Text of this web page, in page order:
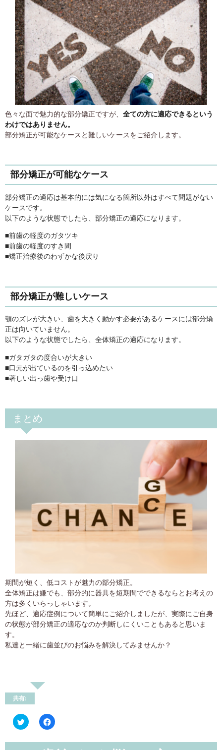
色々な面で魅力的な部分矯正ですが、 全ての方に適応できるという
わけではありません。
部分矯正が可能なケースと難しいケースをご紹介します。
部分矯正が可能なケース
部分矯正の適応は基本的には気になる箇所以外はすべて問題がない
ケースです。
以下のような状態でしたら、部分矯正の適応になります。
■前歯の軽度のガタツキ
■前歯の軽度のすき間
■矯正治療後のわずかな後戻り
部分矯正が難しいケース
顎のズレが大きい、歯を大きく動かす必要があるケースには部分矯
正は向いていません。
以下のような状態でしたら、全体矯正の適応になります。
■ガタガタの度合いが大きい
■口元が出ているのを引っ込めたい
■著しい出っ歯や受け口
まとめ
期間が短く、低コストが魅力の部分矯正。
全体矯正は嫌でも、部分的に器具を短期間でできるならとお考えの
方は多くいらっしゃいます。
先ほど、適応症例について簡単にご紹介しましたが、実際にご自身
の状態が部分矯正の適応なのか判断しにくいこともあると思いま
す。
私達と一緒に歯並びのお悩みを解決してみませんか？
共有:
ク
リ
し
Facebook
で
す